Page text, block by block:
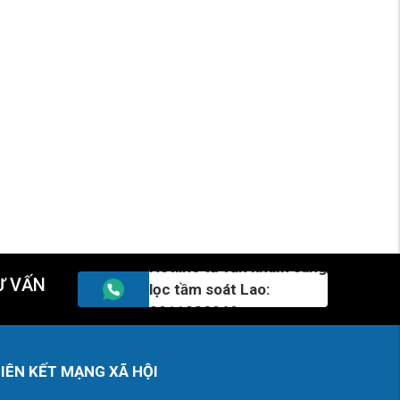
VẤN
lọc tầm soát Lao:
0911082069
KẾT MẠNG XÃ HỘI